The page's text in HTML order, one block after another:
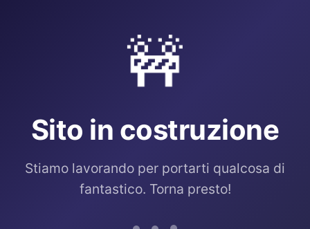
🚧
Sito in costruzione
Stiamo lavorando per portarti qualcosa di
fantastico. Torna presto!